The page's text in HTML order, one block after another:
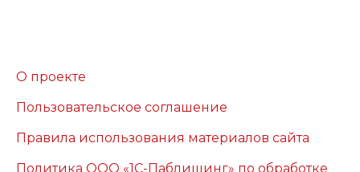
О проекте
Пользовательское соглашение
Правила использования материалов сайта
Политика ООО «1С-Паблишинг» по обработке